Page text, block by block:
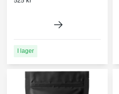
I lager